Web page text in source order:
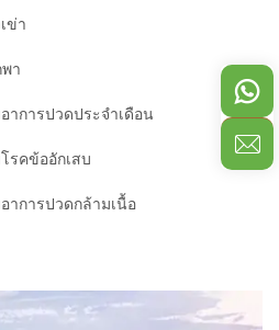
ข่า
า
การปวดประจำเดือน
รคข้ออักเสบ
าการปวดกล้ามเนื้อ